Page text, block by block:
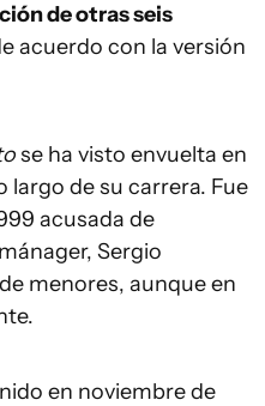
de otras seis
acuerdo con la versión
se ha visto envuelta en
largo de su carrera. Fue
acusada de
Sergio
menores, aunque en
en noviembre de